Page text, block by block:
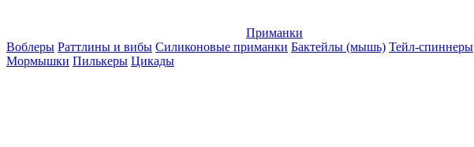
Приманки
Воблеры Раттлины и вибы Силиконовые приманки Бактейлы (мышь) Тейл-спиннеры
Мормышки Пилькеры Цикады